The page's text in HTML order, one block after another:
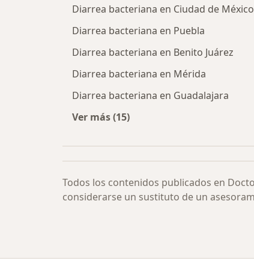
Diarrea bacteriana en Ciudad de México
Diarrea bacteriana en Puebla
Diarrea bacteriana en Benito Juárez
Diarrea bacteriana en Mérida
Diarrea bacteriana en Guadalajara
Ver más (15)
Todos los contenidos publicados en
considerarse un sustituto de un